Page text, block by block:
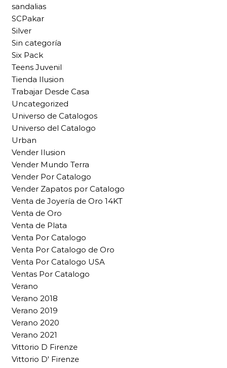
sandalias
SCPakar
Silver
Sin categoría
Six Pack
Teens Juvenil
Tienda Ilusion
Trabajar Desde Casa
Uncategorized
Universo de Catalogos
Universo del Catalogo
Urban
Vender Ilusion
Vender Mundo Terra
Vender Por Catalogo
Vender Zapatos por Catalogo
Venta de Joyería de Oro 14KT
Venta de Oro
Venta de Plata
Venta Por Catalogo
Venta Por Catalogo de Oro
Venta Por Catalogo USA
Ventas Por Catalogo
Verano
Verano 2018
Verano 2019
Verano 2020
Verano 2021
Vittorio D Firenze
Vittorio D' Firenze